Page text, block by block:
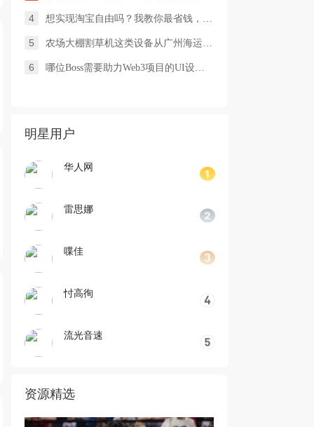
4 想实现淘宝自由吗？我教你最省钱，最方便的方法
5 农场大棚割草机这类设备从广州海运到澳洲堪培拉过海关需要提供什
6 哪位Boss需要助力Web3项目的UI设计，或qian
明星用户
华人网
雷思娜
喋佳
忖高徇
流光音速
资源精选